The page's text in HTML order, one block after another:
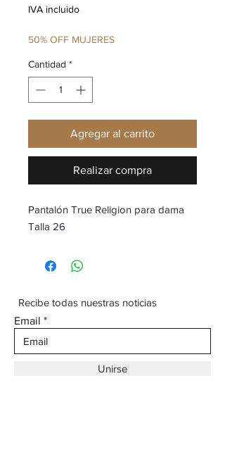
IVA incluido
50% OFF MUJERES
Cantidad *
Agregar al carrito
Realizar compra
Pantalón True Religion para dama
Talla 26
Recibe todas nuestras noticias
Email
Unirse